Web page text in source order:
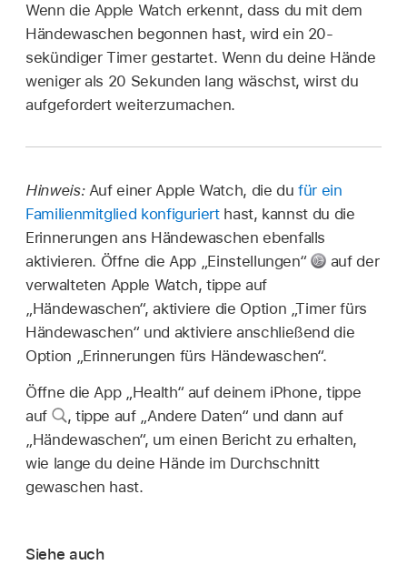
Wenn die Apple Watch erkennt, dass du mit dem
Händewaschen begonnen hast, wird ein 20-
sekündiger Timer gestartet. Wenn du deine Hände
weniger als 20 Sekunden lang wäschst, wirst du
aufgefordert weiterzumachen.
Hinweis: Auf einer Apple Watch, die dufür ein
Familienmitglied konfigurierthast, kannst du die
Erinnerungen ans Händewaschen ebenfalls
aktivieren. Öffne die App „Einstellungen“
auf der
verwalteten Apple Watch, tippe auf
„Händewaschen“, aktiviere die Option „Timer fürs
Händewaschen“ und aktiviere anschließend die
Option „Erinnerungen fürs Händewaschen“.
Öffne die App „Health“ auf deinem iPhone, tippe
auf
, tippe auf „Andere Daten“ und dann auf
„Händewaschen“, um einen Bericht zu erhalten,
wie lange du deine Hände im Durchschnitt
gewaschen hast.
Siehe auch